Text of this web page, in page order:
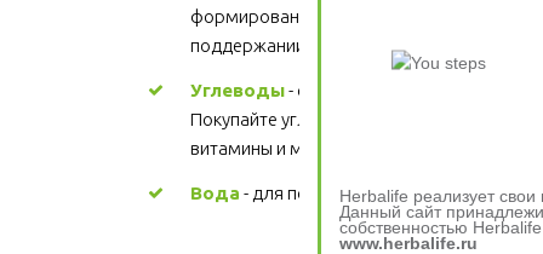
формировании структуры каждой клетки,
поддержании здорового сердца. Цена
Углеводы - основной источник энергии.
Покупайте углеводы, содержащие
витамины и минералы.
Вода - для поддержания водного
Herbalife реализует
Данный сайт
собственностью
www.herbalife.ru